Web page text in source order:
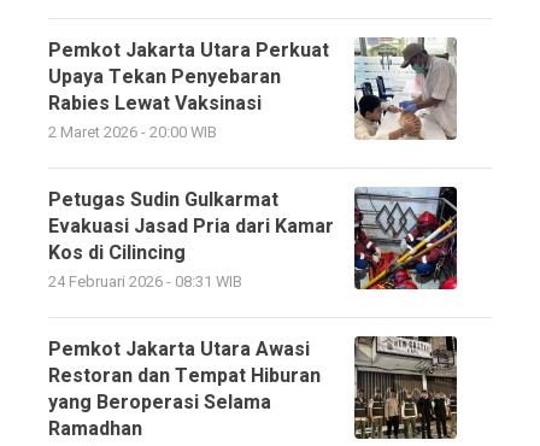
Pemkot Jakarta Utara Perkuat
Upaya Tekan Penyebaran
Rabies Lewat Vaksinasi
2 Maret 2026 - 20:00 WIB
Petugas Sudin Gulkarmat
Evakuasi Jasad Pria dari Kamar
Kos di Cilincing
24 Februari 2026 - 08:31 WIB
Pemkot Jakarta Utara Awasi
Restoran dan Tempat Hiburan
yang Beroperasi Selama
Ramadhan